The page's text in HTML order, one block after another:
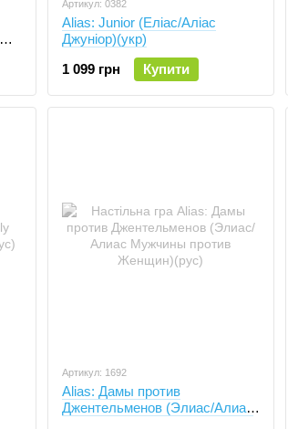
Артикул: 0382
Alias: Junior (Еліас/Аліас
Джуніор)(укр)
1 099 грн
Купити
Артикул: 1692
Alias: Дамы против
Джентельменов (Элиас/Алиас